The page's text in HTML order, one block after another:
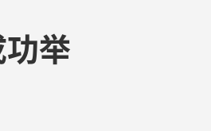
举